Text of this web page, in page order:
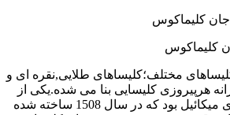
کلیماکوس
مختلف؛کلیساهای طلایی,نقره ای و
هرپیروزی کلیسایی بنا می شده.یکی از
کلیساهای دیدنی؛کلیسای میکائیل بود که در سال 1508 ساخته شده